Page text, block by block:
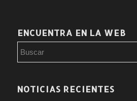
ENCUENTRA EN LA WEB
NOTICIAS RECIENTES